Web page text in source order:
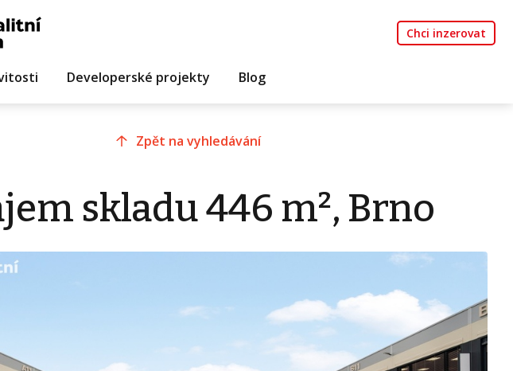
Chci inzerovat
Developerské projekty Blog
Zpět na vyhledávání
skladu 446 m², Brno